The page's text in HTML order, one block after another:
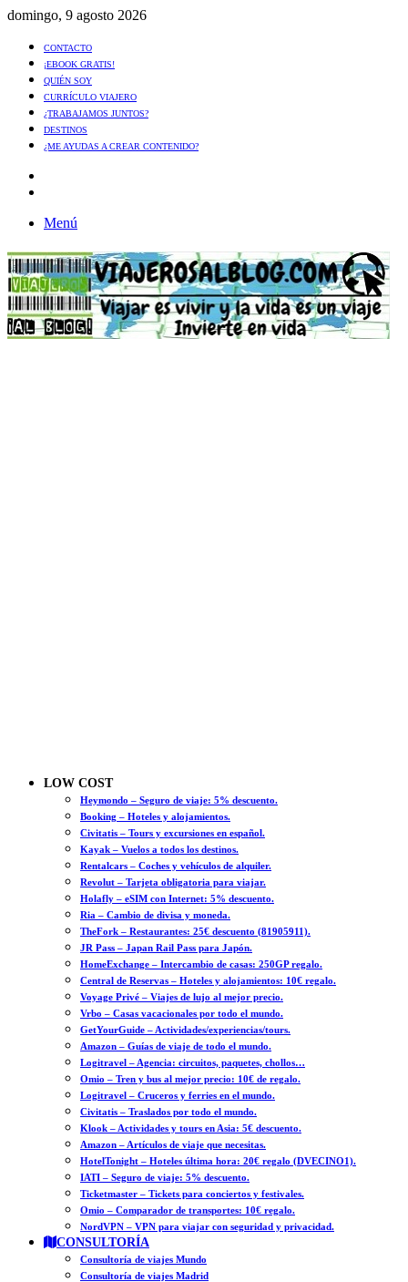
domingo, 9 agosto 2026
CONTACTO
¡EBOOK GRATIS!
QUIÉN SOY
CURRÍCULO VIAJERO
¿TRABAJAMOS JUNTOS?
DESTINOS
¿ME AYUDAS A CREAR CONTENIDO?
Menú
LOW COST
Heymondo – Seguro de viaje: 5% descuento.
Booking – Hoteles y alojamientos.
Civitatis – Tours y excursiones en español.
Kayak – Vuelos a todos los destinos.
Rentalcars – Coches y vehículos de alquiler.
Revolut – Tarjeta obligatoria para viajar.
Holafly – eSIM con Internet: 5% descuento.
Ria – Cambio de divisa y moneda.
TheFork – Restaurantes: 25€ descuento (81905911).
JR Pass – Japan Rail Pass para Japón.
HomeExchange – Intercambio de casas: 250GP regalo.
Central de Reservas – Hoteles y alojamientos: 10€ regalo.
Voyage Privé – Viajes de lujo al mejor precio.
Vrbo – Casas vacacionales por todo el mundo.
GetYourGuide – Actividades/experiencias/tours.
Amazon – Guías de viaje de todo el mundo.
Logitravel – Agencia: circuitos, paquetes, chollos…
Omio – Tren y bus al mejor precio: 10€ de regalo.
Logitravel – Cruceros y ferries en el mundo.
Civitatis – Traslados por todo el mundo.
Klook – Actividades y tours en Asia: 5€ descuento.
Amazon – Artículos de viaje que necesitas.
HotelTonight – Hoteles última hora: 20€ regalo (DVECINO1).
IATI – Seguro de viaje: 5% descuento.
Ticketmaster – Tickets para conciertos y festivales.
Omio – Comparador de transportes: 10€ regalo.
NordVPN – VPN para viajar con seguridad y privacidad.
CONSULTORÍA
Consultoría de viajes Mundo
Consultoría de viajes Madrid